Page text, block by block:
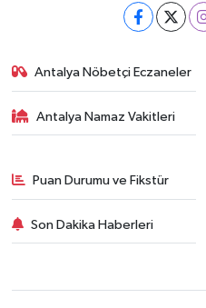
Antalya Nöbetçi Eczaneler
Antalya Namaz Vakitleri
Puan Durumu ve Fikstür
Son Dakika Haberleri